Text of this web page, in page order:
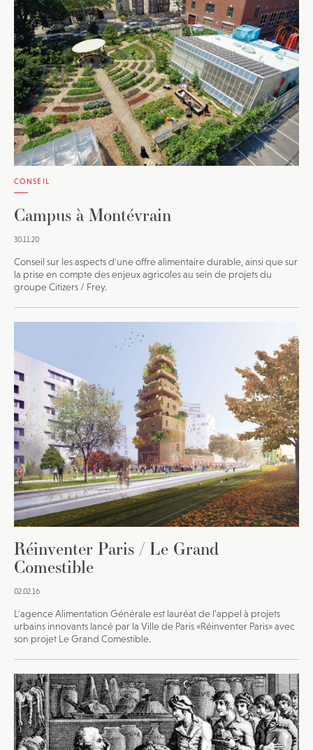
CONSEIL
Campus à Montévrain
30.11.20
Conseil sur les aspects d'une offre alimentaire durable, ainsi que sur
la prise en compte des enjeux agricoles au sein de projets du
groupe Citizers / Frey.
Réinventer Paris / Le Grand
Comestible
02.02.16
L'agence Alimentation Générale est lauréat de l’appel à projets
urbains innovants lancé par la Ville de Paris «Réinventer Paris» avec
son projet Le Grand Comestible.
JE M'INSCRIS À LA NEWSLETTER
Pour recevoir toutes les deux semaines notre lettre
d’info avec une sélection d’articles …